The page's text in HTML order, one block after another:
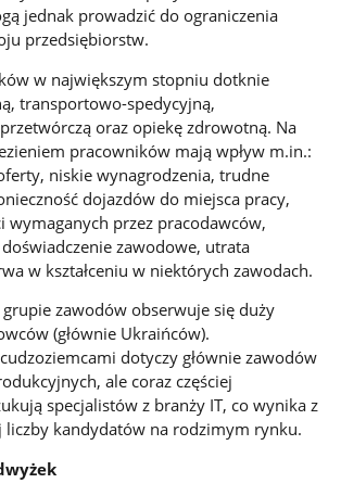
jednak prowadzić do ograniczenia
przedsiębiorstw.
w największym stopniu dotknie
transportowo-spedycyjną,
oraz opiekę zdrowotną. Na
pracowników mają wpływ m.in.:
niskie wynagrodzenia, trudne
dojazdów do miejsca pracy,
wymaganych przez pracodawców,
zawodowe, utrata
w kształceniu w niektórych zawodach.
zawodów obserwuje się duży
(głównie Ukraińców).
dotyczy głównie zawodów
ale coraz częściej
specjalistów z branży IT, co wynika z
liczby kandydatów na rodzimym rynku.